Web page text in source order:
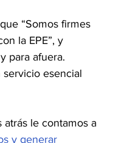
“Somos firmes
la EPE”, y
para afuera.
esencial
atrás le contamos a
y generar